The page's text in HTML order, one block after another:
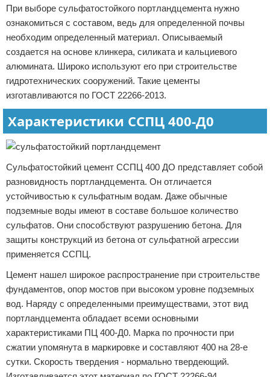
При выборе сульфатостойкого портландцемента нужно
ознакомиться с составом, ведь для определенной почвы
необходим определенный материал. Описываемый
создается на основе клинкера, силиката и кальциевого
алюмината. Широко используют его при строительстве
гидротехнических сооружений. Такие цементы
изготавливаются по ГОСТ 22266-2013.
Характеристики ССПЦ 400-Д0
Сульфатостойкий цемент ССПЦ 400 ДО представляет собой
разновидность портландцемента. Он отличается
устойчивостью к сульфатным водам. Даже обычные
подземные воды имеют в составе большое количество
сульфатов. Они способствуют разрушению бетона. Для
защиты конструкций из бетона от сульфатной агрессии
применяется ССПЦ.
Цемент нашел широкое распространение при строительстве
фундаментов, опор мостов при высоком уровне подземных
вод. Наряду с определенными преимуществами, этот вид
портландцемента обладает всеми основными
характеристиками ПЦ 400-Д0. Марка по прочности при
сжатии упомянута в маркировке и составляют 400 на 28-е
сутки. Скорость твердения - нормально твердеющий.